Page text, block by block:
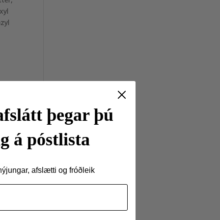
þegar þú
á póstlista
afslætti og fróðleik